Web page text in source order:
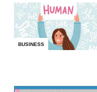
BUSINESS